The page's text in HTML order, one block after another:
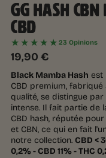
GG HASH
CBD
★★★★★23 Opinions
19,90€
Black Mamba Hash est
CBD premium,
qualité, se distingue
intense. Il fait partie de
CBD hash, réputée
et CBN, ce qui en fait
notre collection.CBD <
0,2% - CBD 11% - THC